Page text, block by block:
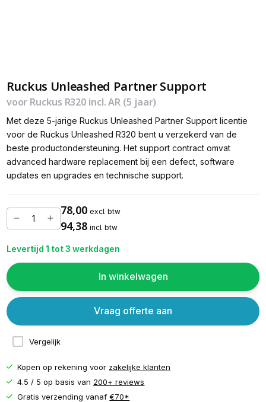
Ruckus Unleashed Partner Support
voor Ruckus R320 incl. AR (5 jaar)
Met deze 5-jarige Ruckus Unleashed Partner Support licentie
voor de Ruckus Unleashed R320 bent u verzekerd van de
beste productondersteuning. Het support contract omvat
advanced hardware replacement bij een defect, software
updates en upgrades en technische support.
78,00 excl. btw
94,38 incl. btw
Levertijd 1 tot 3 werkdagen
In winkelwagen
Vergelijk
Vraag offerte aan
Kopen op rekening voor zakelijke klanten
4.5 / 5 op basis van 200+ reviews
Gratis verzending vanaf€70*